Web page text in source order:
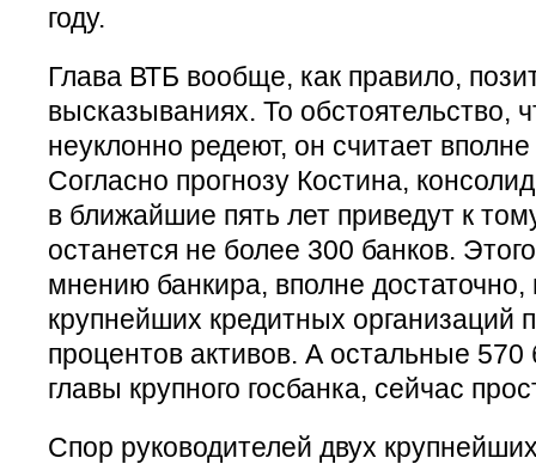
году.
Глава ВТБ вообще, как правило,
высказываниях. То обстоятельство,
неуклонно редеют, он считает
Согласно прогнозу Костина,
в ближайшие пять лет приведут к
останется не более 300 банков.
мнению банкира, вполне достаточно,
крупнейших кредитных организаций
процентов активов. А остальные 570
главы крупного госбанка, сейчас
Спор руководителей двух